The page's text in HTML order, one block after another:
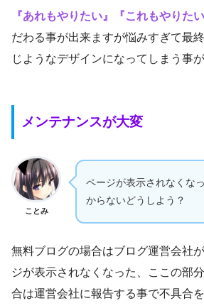
『あれもやりたい』『これもやりたい
だわる事が出来ますが悩みすぎて最
じようなデザインになってしまう事が
メンテナンスが大変
ことみ
ページが表示されなくな
からないどうしよう？
無料ブログの場合はブログ運営会社
ジが表示されなくなった、ここの部
合は運営会社に報告する事で不具合